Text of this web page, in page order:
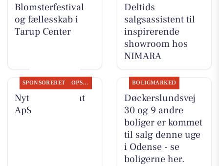
Blomsterfestival
og fællesskab i
Tarup Center
Deltids
salgsassistent til
inspirerende
showroom hos
NIMARA
SPONSORERET OPSLAGSTAVLEN
Nyt fra Fairpaint
ApS
BOLIGMARKED
Døckerslundsvej
30 og 9 andre
boliger er kommet
til salg denne uge
i Odense - se
boligerne her.